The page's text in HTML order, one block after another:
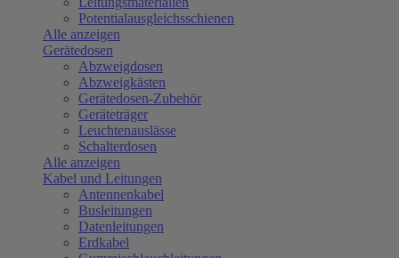
Potentialausgleichsschienen
Alle anzeigen
Gerätedosen
Abzweigdosen
Abzweigkästen
Gerätedosen-Zubehör
Geräteträger
Leuchtenauslässe
Schalterdosen
Alle anzeigen
Kabel und Leitungen
Antennenkabel
Busleitungen
Datenleitungen
Erdkabel